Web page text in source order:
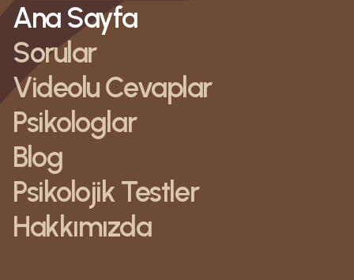
Ana Sayfa
Sorular
Videolu Cevaplar
Psikologlar
Blog
Psikolojik Testler
Hakkımızda